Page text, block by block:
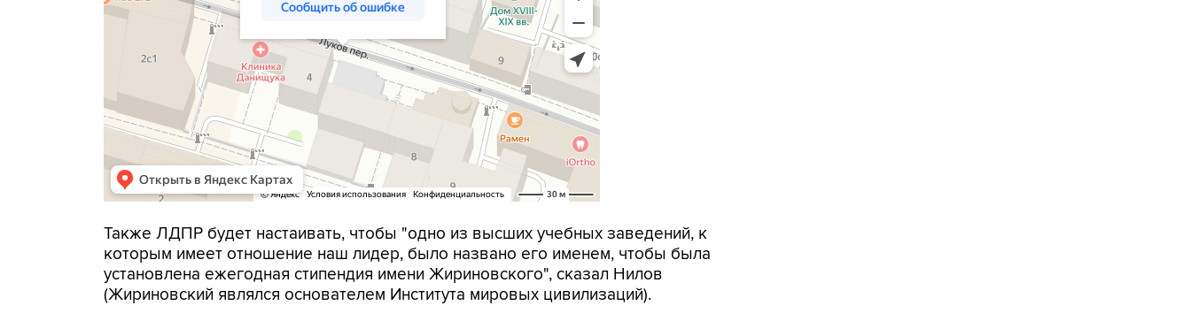
Также ЛДПР будет настаивать, чтобы "одно из высших учебных заведений, к
которым имеет отношение наш лидер, было названо его именем, чтобы была
установлена ежегодная стипендия имени Жириновского", сказал Нилов
(Жириновский являлся основателем Института мировых цивилизаций).